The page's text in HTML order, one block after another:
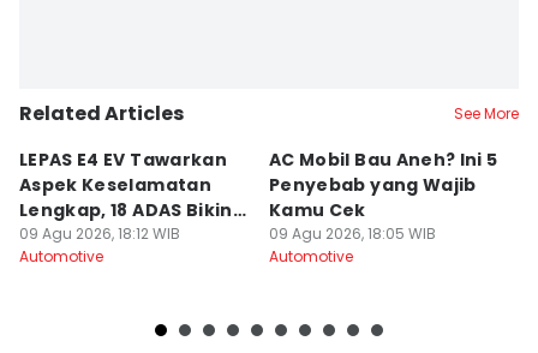
Related Articles See More
LEPAS E4 EV Tawarkan
Aspek Keselamatan
Lengkap, 18 ADAS Bikin
Aman
09 Agu 2026, 18:12 WIB
Automotive
AC Mobil Bau Aneh? Ini 5
Penyebab yang Wajib
Kamu Cek
09 Agu 2026, 18:05 WIB
Automotive